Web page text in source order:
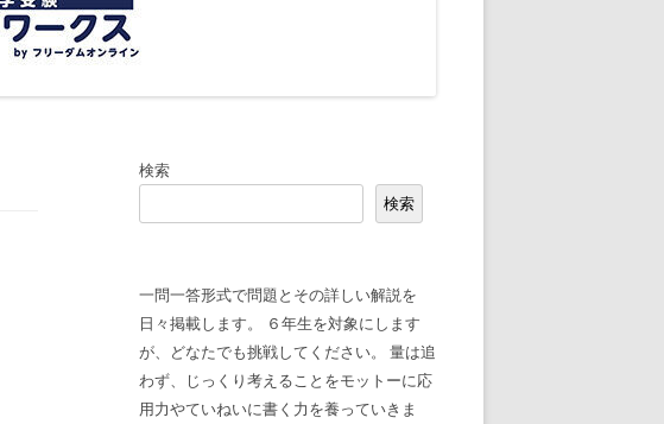
検索
検索
一問一答形式で問題とその詳しい解説を
日々掲載します。 ６年生を対象にします
が、どなたでも挑戦してください。 量は追
わず、じっくり考えることをモットーに応
用力やていねいに書く力を養っていきま